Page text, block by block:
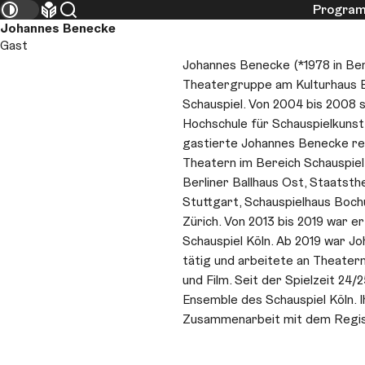
Kontrastmodus umschalten
Leichte Sprache
Suche
Ensemble
Johannes Benecke
Gast
Johannes Benecke (*1978 in
Theatergruppe am
Schauspiel. Von 2004 bis
Hochschule für
gastierte Johannes Benecke
Theatern im Bereich
Berliner Ballhaus Ost,
Stuttgart, Schauspielhaus
Zürich. Von 2013 bis 2019 war
Schauspiel Köln. Ab 2019 war
tätig und arbeitete an
und Film. Seit der Spielzeit 24/
Ensemble des Schauspiel
Zusammenarbeit mit dem